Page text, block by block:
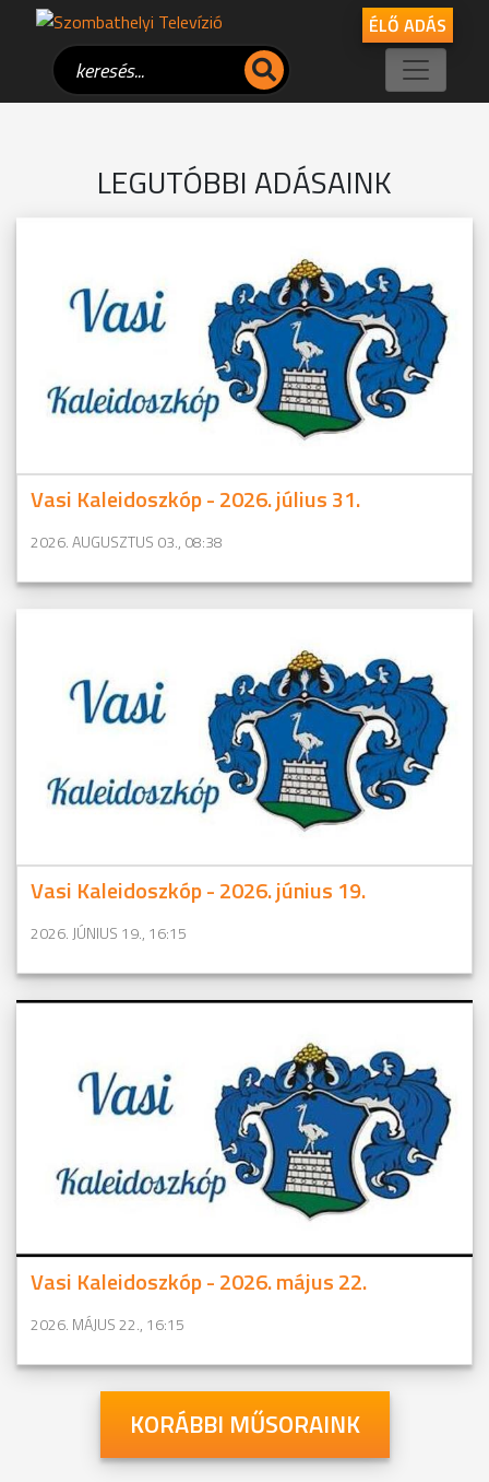
ÉLŐ ADÁS
LEGUTÓBBI ADÁSAINK
Vasi Kaleidoszkóp - 2026. július 31.
2026. AUGUSZTUS 03., 08:38
Vasi Kaleidoszkóp - 2026. június 19.
2026. JÚNIUS 19., 16:15
Vasi Kaleidoszkóp - 2026. május 22.
2026. MÁJUS 22., 16:15
KORÁBBI MŰSORAINK